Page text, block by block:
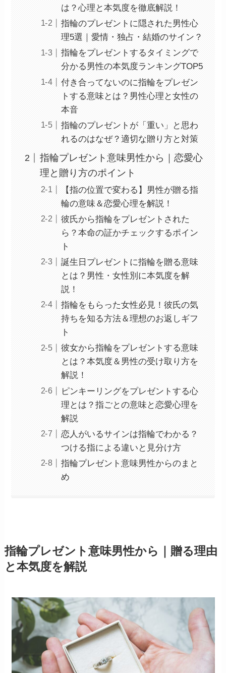
は？心理と本気度を徹底解説！
指輪のプレゼントに隠された男性心
理5選｜愛情・独占・結婚のサイン？
指輪をプレゼントするタイミングで
分かる男性の本気度ランキングTOP5
付き合ってないのに指輪をプレゼン
トする意味とは？男性心理と女性の
本音
指輪のプレゼントが「重い」と思わ
れるのはなぜ？適切な贈り方と対策
指輪プレゼント意味男性から｜恋愛心
理と贈り方のポイント
【指の位置で変わる】男性が贈る指
輪の意味＆恋愛心理を解説！
彼氏から指輪をプレゼントされた
ら？本命の証かチェックするポイン
ト
誕生日プレゼントに指輪を贈る意味
とは？男性・女性別に本気度を解
説！
指輪をもらった女性必見！彼氏の気
持ちを知る方法＆理想のお返しギフ
ト
彼女から指輪をプレゼントする意味
とは？本気度＆男性の受け取り方を
解説！
ピンキーリングをプレゼントする心
理とは？指ごとの意味と恋愛心理を
解説
恋人がいるサインは指輪でわかる？
つける指による違いと見分け方
指輪プレゼント意味男性からのまと
め
指輪プレゼント意味男性から｜贈る理由
と本気度を解説